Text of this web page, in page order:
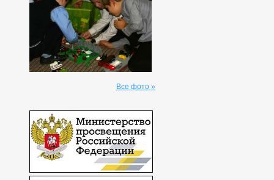
Все фото »